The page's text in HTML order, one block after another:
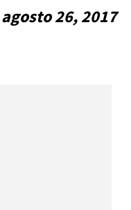
agosto 26, 2017